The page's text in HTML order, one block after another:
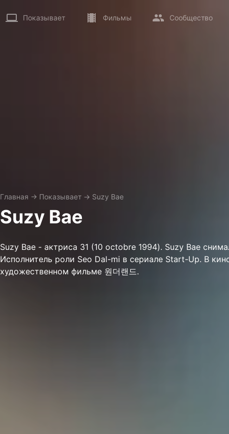
Показывает Фильмы Сообщество
Главная → Показывает → Suzy Bae
Suzy Bae
Suzy Bae - актриса 31 (10 octobre 1994). Suzy Bae
Исполнитель роли Seo Dal-mi в сериале Start-Up. В
художественном фильме 원더랜드.